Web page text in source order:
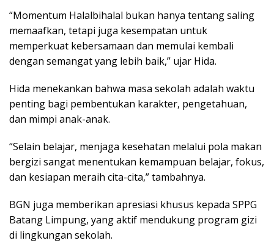
“Momentum Halalbihalal bukan hanya tentang saling
memaafkan, tetapi juga kesempatan untuk
memperkuat kebersamaan dan memulai kembali
dengan semangat yang lebih baik,” ujar Hida.
Hida menekankan bahwa masa sekolah adalah waktu
penting bagi pembentukan karakter, pengetahuan,
dan mimpi anak-anak.
“Selain belajar, menjaga kesehatan melalui pola makan
bergizi sangat menentukan kemampuan belajar, fokus,
dan kesiapan meraih cita-cita,” tambahnya.
BGN juga memberikan apresiasi khusus kepada SPPG
Batang Limpung, yang aktif mendukung program gizi
di lingkungan sekolah.